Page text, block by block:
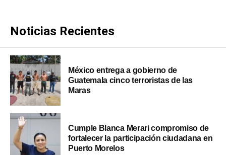
Noticias Recientes
México entrega a gobierno de
Guatemala cinco terroristas de las
Maras
Cumple Blanca Merari compromiso de
fortalecer la participación ciudadana en
Puerto Morelos